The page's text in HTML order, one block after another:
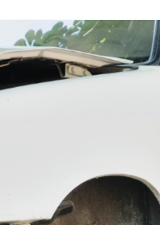
ประกันภัยรถยนต์
ประกันภัยที่อยู่อาศัย
ประกันภัยด้านวิศวกรรม
ประกันภัยอื่น ๆ
โครงสร้างผู้ถือหุ้น
ข้อมูลฐานะทางการเงินและผล
ประวัติ
คณะกรรมการบริษัท / ผู้บริห
การกำกับดูแลกิจการที่ดี
เรียกร้องสินไหมออนไลน์
ข้อแนะนำในการเรียกร้องสินไหม
ข้อแนะนำในการแจ้งอุบัติเหตุ